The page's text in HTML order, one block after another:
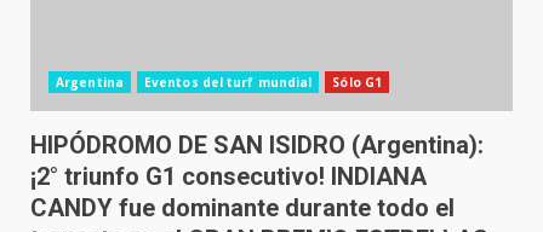
Argentina Eventos del turf mundial Sólo G1
HIPÓDROMO DE SAN ISIDRO (Argentina):
¡2° triunfo G1 consecutivo! INDIANA
CANDY fue dominante durante todo el